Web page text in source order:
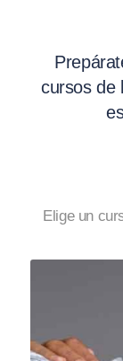
cursos de
Elige un